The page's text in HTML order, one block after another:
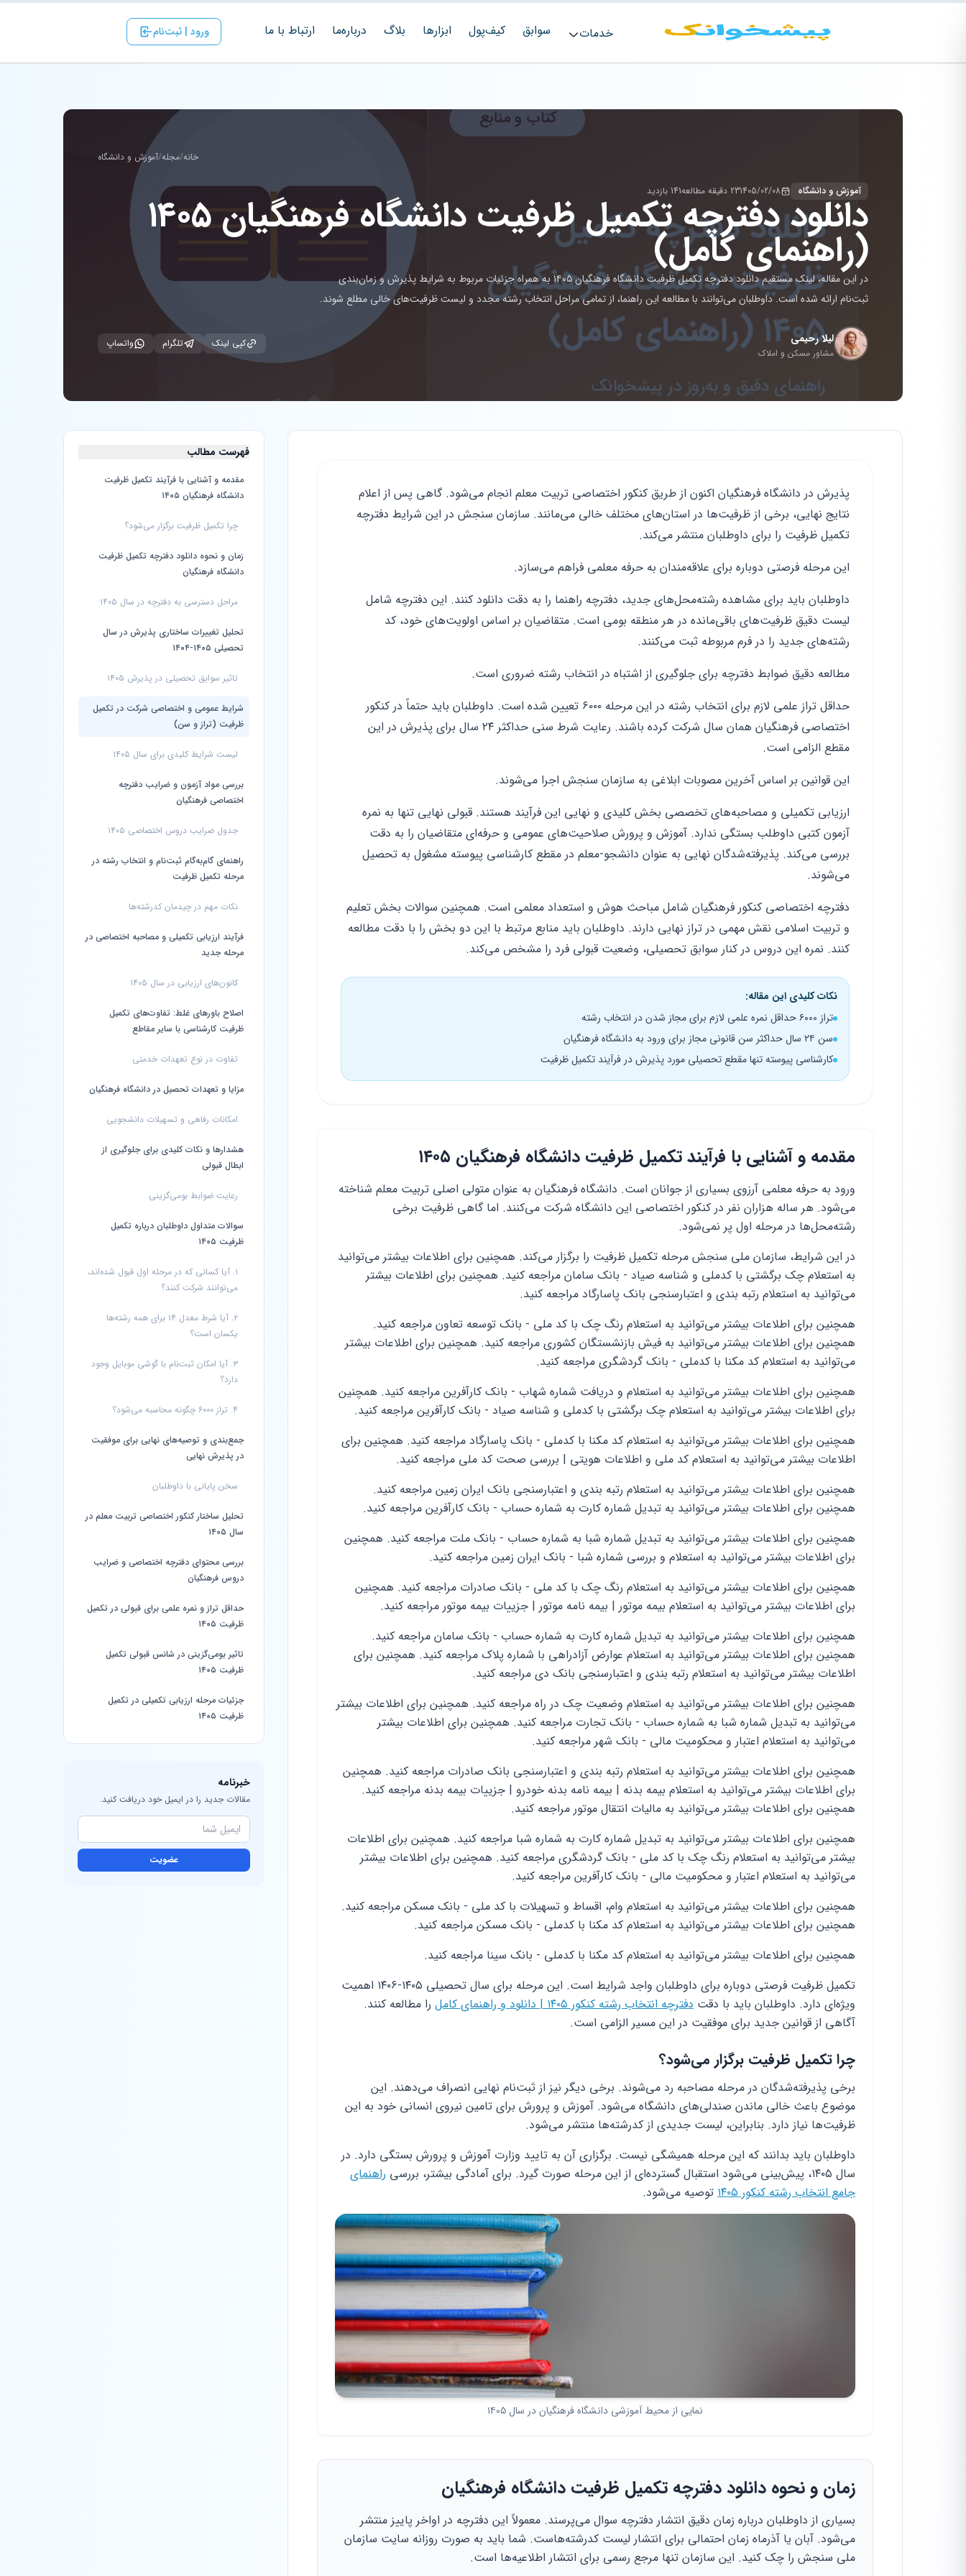
خدمات سوابق کیف‌پول ابزارها بلاگ درباره‌ما ارتباط با ‌ما ورود | ثبت‌نام
خانه/مجله/آموزش و دانشگاه
آموزش و دانشگاه 1405/02/0823 دقیقه مطالعه 141 بازدید دانلود دفترچه تکمیل ظرفیت دانشگاه فرهنگیان ۱۴۰۵
(راهنمای کامل)
در این مقاله، لینک مستقیم دانلود دفترچه تکمیل ظرفیت دانشگاه فرهنگیان ۱۴۰۵ به همراه جزئیات مربوط به شرایط پذیرش و زمان‌بندی
ثبت‌نام ارائه شده است. داوطلبان می‌توانند با مطالعه این راهنما، از تمامی مراحل انتخاب رشته مجدد و لیست ظرفیت‌های خالی مطلع شوند.
لیلا رحیمی
مشاور مسکن و املاک
کپی لینک تلگرام واتساپ
فهرست مطالب
مقدمه و آشنایی با فرآیند تکمیل ظرفیت
دانشگاه فرهنگیان ۱۴۰۵
چرا تکمیل ظرفیت برگزار می‌شود؟
زمان و نحوه دانلود دفترچه تکمیل ظرفیت
دانشگاه فرهنگیان
مراحل دسترسی به دفترچه در سال ۱۴۰۵
تحلیل تغییرات ساختاری پذیرش در سال
تحصیلی ۱۴۰۵-۱۴۰۴
تاثیر سوابق تحصیلی در پذیرش ۱۴۰۵
شرایط عمومی و اختصاصی شرکت در تکمیل
ظرفیت (تراز و سن)
لیست شرایط کلیدی برای سال ۱۴۰۵
بررسی مواد آزمون و ضرایب دفترچه
اختصاصی فرهنگیان
جدول ضرایب دروس اختصاصی ۱۴۰۵
راهنمای گام‌به‌گام ثبت‌نام و انتخاب رشته در
مرحله تکمیل ظرفیت
نکات مهم در چیدمان کدرشته‌ها
فرآیند ارزیابی تکمیلی و مصاحبه اختصاصی در
مرحله جدید
کانون‌های ارزیابی در سال ۱۴۰۵
اصلاح باورهای غلط: تفاوت‌های تکمیل
ظرفیت کارشناسی با سایر مقاطع
تفاوت در نوع تعهدات خدمتی
مزایا و تعهدات تحصیل در دانشگاه فرهنگیان
امکانات رفاهی و تسهیلات دانشجویی
هشدارها و نکات کلیدی برای جلوگیری از
ابطال قبولی
رعایت ضوابط بومی‌گزینی
سوالات متداول داوطلبان درباره تکمیل
ظرفیت ۱۴۰۵
۱. آیا کسانی که در مرحله اول قبول شده‌اند،
می‌توانند شرکت کنند؟
۲. آیا شرط معدل ۱۴ برای همه رشته‌ها
یکسان است؟
۳. آیا امکان ثبت‌نام با گوشی موبایل وجود
دارد؟
۴. تراز ۶۰۰۰ چگونه محاسبه می‌شود؟
جمع‌بندی و توصیه‌های نهایی برای موفقیت
در پذیرش نهایی
سخن پایانی با داوطلبان
تحلیل ساختار کنکور اختصاصی تربیت معلم در
سال ۱۴۰۵
بررسی محتوای دفترچه اختصاصی و ضرایب
دروس فرهنگیان
حداقل تراز و نمره علمی برای قبولی در تکمیل
ظرفیت ۱۴۰۵
تاثیر بومی‌گزینی در شانس قبولی تکمیل
ظرفیت ۱۴۰۵
جزئیات مرحله ارزیابی تکمیلی در تکمیل
ظرفیت ۱۴۰۵
خبرنامه
مقالات جدید را در ایمیل خود دریافت کنید.
عضویت
پذیرش در دانشگاه فرهنگیان اکنون از طریق کنکور اختصاصی تربیت معلم انجام می‌شود. گاهی پس از اعلام
نتایج نهایی، برخی از ظرفیت‌ها در استان‌های مختلف خالی می‌مانند. سازمان سنجش در این شرایط دفترچه
تکمیل ظرفیت را برای داوطلبان منتشر می‌کند.
این مرحله فرصتی دوباره برای علاقه‌مندان به حرفه معلمی فراهم می‌سازد.
داوطلبان باید برای مشاهده رشته‌محل‌های جدید، دفترچه راهنما را به دقت دانلود کنند. این دفترچه شامل
لیست دقیق ظرفیت‌های باقی‌مانده در هر منطقه بومی است. متقاضیان بر اساس اولویت‌های خود، کد
رشته‌های جدید را در فرم مربوطه ثبت می‌کنند.
مطالعه دقیق ضوابط دفترچه برای جلوگیری از اشتباه در انتخاب رشته ضروری است.
حداقل تراز علمی لازم برای انتخاب رشته در این مرحله ۶۰۰۰ تعیین شده است. داوطلبان باید حتماً در کنکور
اختصاصی فرهنگیان همان سال شرکت کرده باشند. رعایت شرط سنی حداکثر ۲۴ سال برای پذیرش در این
مقطع الزامی است.
این قوانین بر اساس آخرین مصوبات ابلاغی به سازمان سنجش اجرا می‌شوند.
ارزیابی تکمیلی و مصاحبه‌های تخصصی بخش کلیدی و نهایی این فرآیند هستند. قبولی نهایی تنها به نمره
آزمون کتبی داوطلب بستگی ندارد. آموزش و پرورش صلاحیت‌های عمومی و حرفه‌ای متقاضیان را به دقت
بررسی می‌کند. پذیرفته‌شدگان نهایی به عنوان دانشجو-معلم در مقطع کارشناسی پیوسته مشغول به تحصیل
می‌شوند.
دفترچه اختصاصی کنکور فرهنگیان شامل مباحث هوش و استعداد معلمی است. همچنین سوالات بخش تعلیم
و تربیت اسلامی نقش مهمی در تراز نهایی دارند. داوطلبان باید منابع مرتبط با این دو بخش را با دقت مطالعه
کنند. نمره این دروس در کنار سوابق تحصیلی، وضعیت قبولی فرد را مشخص می‌کند.
نکات کلیدی این مقاله:
تراز ۶۰۰۰ حداقل نمره علمی لازم برای مجاز شدن در انتخاب رشته
سن ۲۴ سال حداکثر سن قانونی مجاز برای ورود به دانشگاه فرهنگیان
کارشناسی پیوسته تنها مقطع تحصیلی مورد پذیرش در فرآیند تکمیل ظرفیت
مقدمه و آشنایی با فرآیند تکمیل ظرفیت دانشگاه فرهنگیان ۱۴۰۵
ورود به حرفه معلمی آرزوی بسیاری از جوانان است. دانشگاه فرهنگیان به عنوان متولی اصلی تربیت معلم شناخته
می‌شود. هر ساله هزاران نفر در کنکور اختصاصی این دانشگاه شرکت می‌کنند. اما گاهی ظرفیت برخی
رشته‌محل‌ها در مرحله اول پر نمی‌شود.
در این شرایط، سازمان ملی سنجش مرحله تکمیل ظرفیت را برگزار می‌کند. همچنین برای اطلاعات بیشتر می‌توانید
به استعلام چک برگشتی با کدملی و شناسه صیاد - بانک سامان مراجعه کنید. همچنین برای اطلاعات بیشتر
می‌توانید به استعلام رتبه بندی و اعتبارسنجی بانک پاسارگاد مراجعه کنید.
همچنین برای اطلاعات بیشتر می‌توانید به استعلام رنگ چک با کد ملی - بانک توسعه تعاون مراجعه کنید.
همچنین برای اطلاعات بیشتر می‌توانید به فیش بازنشستگان کشوری مراجعه کنید. همچنین برای اطلاعات بیشتر
می‌توانید به استعلام کد مکنا با کدملی - بانک گردشگری مراجعه کنید.
همچنین برای اطلاعات بیشتر می‌توانید به استعلام و دریافت شماره شهاب - بانک کارآفرین مراجعه کنید. همچنین
برای اطلاعات بیشتر می‌توانید به استعلام چک برگشتی با کدملی و شناسه صیاد - بانک کارآفرین مراجعه کنید.
همچنین برای اطلاعات بیشتر می‌توانید به استعلام کد مکنا با کدملی - بانک پاسارگاد مراجعه کنید. همچنین برای
اطلاعات بیشتر می‌توانید به استعلام کد ملی و اطلاعات هویتی | بررسی صحت کد ملی مراجعه کنید.
همچنین برای اطلاعات بیشتر می‌توانید به استعلام رتبه بندی و اعتبارسنجی بانک ایران زمین مراجعه کنید.
همچنین برای اطلاعات بیشتر می‌توانید به تبدیل شماره کارت به شماره حساب - بانک کارآفرین مراجعه کنید.
همچنین برای اطلاعات بیشتر می‌توانید به تبدیل شماره شبا به شماره حساب - بانک ملت مراجعه کنید. همچنین
برای اطلاعات بیشتر می‌توانید به استعلام و بررسی شماره شبا - بانک ایران زمین مراجعه کنید.
همچنین برای اطلاعات بیشتر می‌توانید به استعلام رنگ چک با کد ملی - بانک صادرات مراجعه کنید. همچنین
برای اطلاعات بیشتر می‌توانید به استعلام بیمه موتور | بیمه نامه موتور | جزییات بیمه موتور مراجعه کنید.
همچنین برای اطلاعات بیشتر می‌توانید به تبدیل شماره کارت به شماره حساب - بانک سامان مراجعه کنید.
همچنین برای اطلاعات بیشتر می‌توانید به استعلام عوارض آزادراهی با شماره پلاک مراجعه کنید. همچنین برای
اطلاعات بیشتر می‌توانید به استعلام رتبه بندی و اعتبارسنجی بانک دی مراجعه کنید.
همچنین برای اطلاعات بیشتر می‌توانید به استعلام وضعیت چک در راه مراجعه کنید. همچنین برای اطلاعات بیشتر
می‌توانید به تبدیل شماره شبا به شماره حساب - بانک تجارت مراجعه کنید. همچنین برای اطلاعات بیشتر
می‌توانید به استعلام اعتبار و محکومیت مالی - بانک شهر مراجعه کنید.
همچنین برای اطلاعات بیشتر می‌توانید به استعلام رتبه بندی و اعتبارسنجی بانک صادرات مراجعه کنید. همچنین
برای اطلاعات بیشتر می‌توانید به استعلام بیمه بدنه | بیمه نامه بدنه خودرو | جزییات بیمه بدنه مراجعه کنید.
همچنین برای اطلاعات بیشتر می‌توانید به مالیات انتقال موتور مراجعه کنید.
همچنین برای اطلاعات بیشتر می‌توانید به تبدیل شماره کارت به شماره شبا مراجعه کنید. همچنین برای اطلاعات
بیشتر می‌توانید به استعلام رنگ چک با کد ملی - بانک گردشگری مراجعه کنید. همچنین برای اطلاعات بیشتر
می‌توانید به استعلام اعتبار و محکومیت مالی - بانک کارآفرین مراجعه کنید.
همچنین برای اطلاعات بیشتر می‌توانید به استعلام وام، اقساط و تسهیلات با کد ملی - بانک مسکن مراجعه کنید.
همچنین برای اطلاعات بیشتر می‌توانید به استعلام کد مکنا با کدملی - بانک مسکن مراجعه کنید.
همچنین برای اطلاعات بیشتر می‌توانید به استعلام کد مکنا با کدملی - بانک سینا مراجعه کنید.
تکمیل ظرفیت فرصتی دوباره برای داوطلبان واجد شرایط است. این مرحله برای سال تحصیلی ۱۴۰۵-۱۴۰۶ اهمیت
ویژه‌ای دارد. داوطلبان باید با دقت دفترچه انتخاب رشته کنکور ۱۴۰۵ | دانلود و راهنمای کامل
را مطالعه کنند.
آگاهی از قوانین جدید برای موفقیت در این مسیر الزامی است.
چرا تکمیل ظرفیت برگزار می‌شود؟
برخی پذیرفته‌شدگان در مرحله مصاحبه رد می‌شوند. برخی دیگر نیز از ثبت‌نام نهایی انصراف می‌دهند. این
موضوع باعث خالی ماندن صندلی‌های دانشگاه می‌شود. آموزش و پرورش برای تامین نیروی انسانی خود به این
ظرفیت‌ها نیاز دارد. بنابراین، لیست جدیدی از کدرشته‌ها منتشر می‌شود.
داوطلبان باید بدانند که این مرحله همیشگی نیست. برگزاری آن به تایید وزارت آموزش و پرورش بستگی دارد. در
سال ۱۴۰۵، پیش‌بینی می‌شود استقبال گسترده‌ای از این مرحله صورت گیرد. برای آمادگی بیشتر، بررسی
راهنمای
جامع انتخاب رشته کنکور ۱۴۰۵
توصیه می‌شود.
نمایی از محیط آموزشی دانشگاه فرهنگیان در سال ۱۴۰۵
زمان و نحوه دانلود دفترچه تکمیل ظرفیت دانشگاه فرهنگیان
بسیاری از داوطلبان درباره زمان دقیق انتشار دفترچه سوال می‌پرسند. معمولاً این دفترچه در اواخر پاییز منتشر
می‌شود. آبان یا آذرماه زمان احتمالی برای انتشار لیست کدرشته‌هاست. شما باید به صورت روزانه سایت سازمان
ملی سنجش را چک کنید. این سازمان تنها مرجع رسمی برای انتشار اطلاعیه‌ها است.